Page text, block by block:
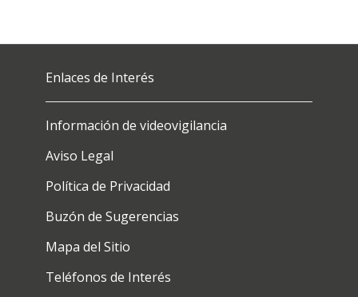
Enlaces de Interés
Información de videovigilancia
Aviso Legal
Política de Privacidad
Buzón de Sugerencias
Mapa del Sitio
Teléfonos de Interés